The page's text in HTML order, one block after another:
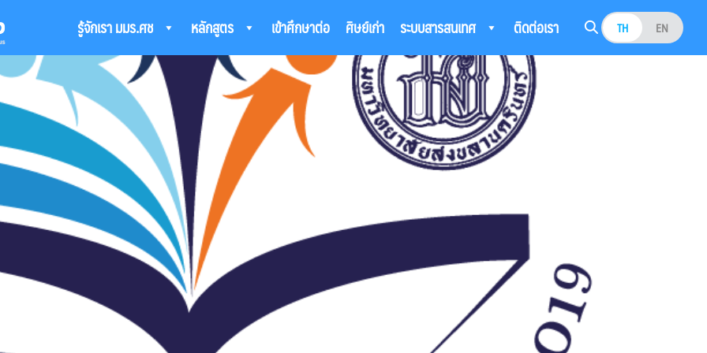
รู้จักเรา มมร.ศช หลักสูตร เข้าศึกษาต่อ ศิษย์เก่า ระบบสารสนเทศ ติดต่อเรา TH EN